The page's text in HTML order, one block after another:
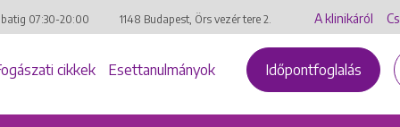
07:30-20:00 1148 Budapest, Örs vezér tere 2. A klinikáról
cikkek Esettanulmányok Időpontfoglalás